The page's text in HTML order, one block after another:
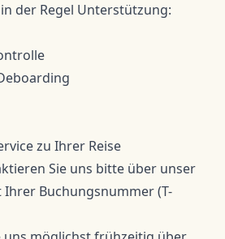
der Regel Unterstützung:
zu Ihrer Reise
Sie uns bitte über unser
Ihrer Buchungsnummer (T-